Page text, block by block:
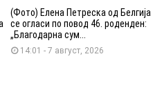
(Фото) Елена Петреска од Белгија
се огласи по повод 46. роденден:
„Благодарна сум...
14:01 - 7 август, 2026